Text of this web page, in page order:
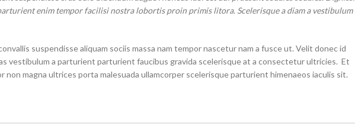
enim tempor facilisi nostra lobortis proin primis litora. Scelerisque a diam a vestibulum
suspendisse aliquam sociis massa nam tempor nascetur nam a fusce ut. Velit donec id
vestibulum a parturient parturient faucibus gravida scelerisque at a consectetur ultricies. Et
magna ultrices porta malesuada ullamcorper scelerisque parturient himenaeos iaculis sit.